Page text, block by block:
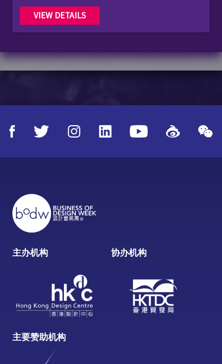
VIEW DETAILS
主办机构 协办机构
主要赞助机构